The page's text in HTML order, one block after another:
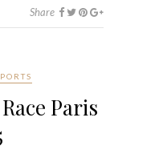
Share
Paris